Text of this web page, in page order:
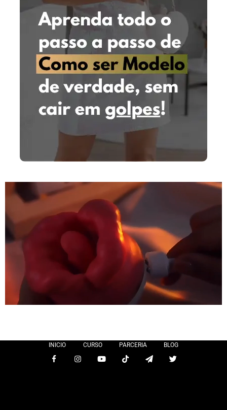
INICIO CURSO PARCERIA BLOG